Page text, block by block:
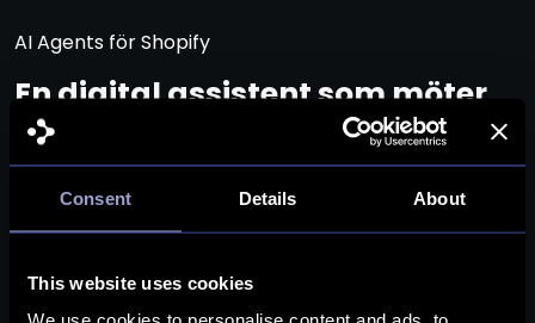
Consent Details About
This website uses cookies
AI Agents för Shopify
En digital assistent som möter
kunden dygnet runt
hjälp direkt – oavsett om de söker efter en produkt,
har frågor inför ett köp eller behöver support efter
Search Agent hjälper dem hitta rätt och Support